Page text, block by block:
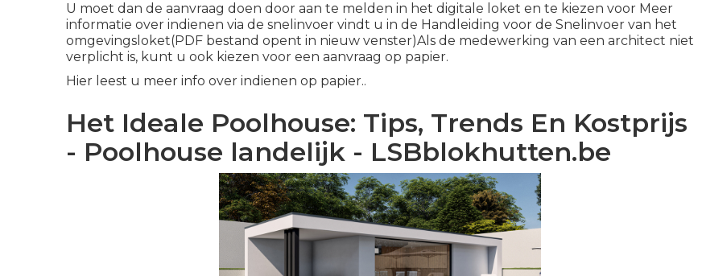
U moet dan de aanvraag doen door aan te melden in het digitale loket en te kiezen voor Meer
informatie over indienen via de snelinvoer vindt u in de Handleiding voor de Snelinvoer van het
omgevingsloket(PDF bestand opent in nieuw venster)Als de medewerking van een architect niet
verplicht is, kunt u ook kiezen voor een aanvraag op papier.
Hier leest u meer info over indienen op papier..
Het Ideale Poolhouse: Tips, Trends En Kostprijs
- Poolhouse landelijk - LSBblokhutten.be